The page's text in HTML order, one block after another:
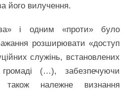
його вилучення.
і одним «проти» було
розширювати «доступ
служінь, встановлених
(…), забезпечуючи
належне визнання